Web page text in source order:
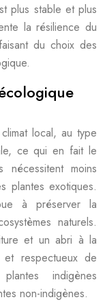
plus stable et plus
la résilience du
du choix des
local, au type
ce qui en fait le
moins
plantes exotiques.
à préserver la
naturels.
et un abri à la
respectueux de
indigènes
non-indigènes.